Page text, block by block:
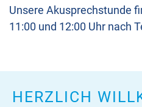
Unsere Akusprechstunde
11:00 und 12:00 Uhr nach
HERZLICH